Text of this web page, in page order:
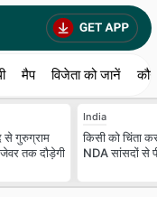
मैप विजेता को जानें
से गुरुग्राम
तक दौड़ेगी
India
किसी को चिंता
NDA सांसदों से